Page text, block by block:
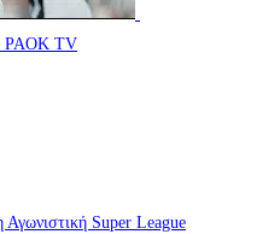
PAOK TV
Super League